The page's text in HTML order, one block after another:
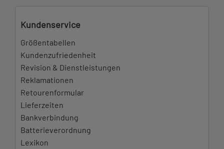
Kundenservice
Größentabellen
Kundenzufriedenheit
Revision & Dienstleistungen
Reklamationen
Retourenformular
Lieferzeiten
Bankverbindung
Batterieverordnung
Lexikon